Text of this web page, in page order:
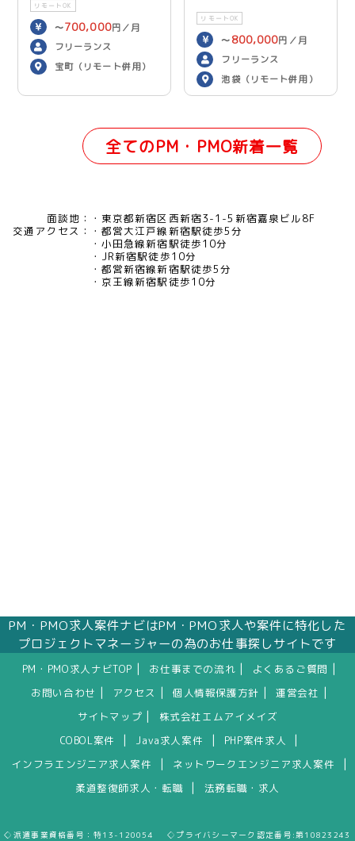
リモートOK
〜700,000円／月
フリーランス
宝町（リモート併用）
リモートOK
〜 800,000円／月
フリーランス
池袋（リモート併用）
全てのPM・PMO新着一覧
面談地：
東京都新宿区西新宿3-1-5新宿嘉泉ビル8F
交通アクセス：
都営大江戸線新宿駅徒歩5分
小田急線新宿駅徒歩10分
JR新宿駅徒歩10分
都営新宿線新宿駅徒歩5分
京王線新宿駅徒歩10分
PM・PMO求人案件ナビはPM・PMO求人や案件に特化した
プロジェクトマネージャーの為のお仕事探しサイトです
PM・PMO求人ナビTOP お仕事までの流れ よくあるご質問
お問い合わせ アクセス 個人情報保護方針 運営会社
サイトマップ
株式会社エムアイメイズ
COBOL案件
Java求人案件 PHP案件求人
インフラエンジニア求人案件 ネットワークエンジニア求人案件
柔道整復師求人・転職 法務転職・求人
◇派遣事業資格番号：特13-120054 ◇プライバシーマーク認定番号:第10823243